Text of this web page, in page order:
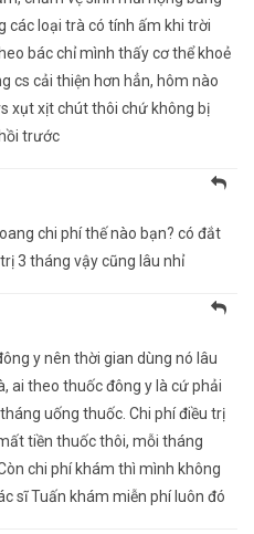
các loại trà có tính ấm khi trời
bác chỉ mình thấy cơ thể khoẻ
cs cải thiện hơn hẳn, hôm nào
xụt xịt chút thôi chứ không bị
trước
chi phí thế nào bạn? có đắt
3 tháng vậy cũng lâu nhỉ
y nên thời gian dùng nó lâu
ai theo thuốc đông y là cứ phải
uống thuốc. Chi phí điều trị
tiền thuốc thôi, mỗi tháng
chi phí khám thì mình không
sĩ Tuấn khám miễn phí luôn đó